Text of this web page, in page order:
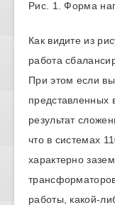
Рис. 1. Форма
Как видите из
работа
При этом если
представленных
результат
что в системах
характерно
работы, какой-